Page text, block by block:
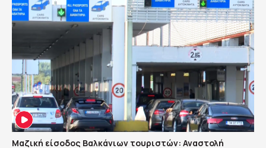
Μαζική είσοδος Βαλκάνιων τουριστών: Αναστολή